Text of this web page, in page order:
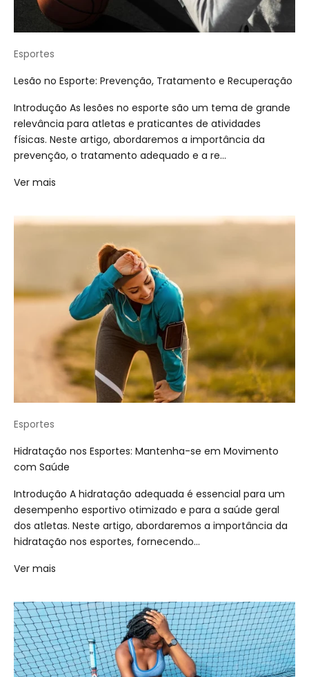
Esportes
Lesão no Esporte: Prevenção, Tratamento e Recuperação
Introdução As lesões no esporte são um tema de grande
relevância para atletas e praticantes de atividades
físicas. Neste artigo, abordaremos a importância da
prevenção, o tratamento adequado e a re...
Ver mais
Esportes
Hidratação nos Esportes: Mantenha-se em Movimento
com Saúde
Introdução A hidratação adequada é essencial para um
desempenho esportivo otimizado e para a saúde geral
dos atletas. Neste artigo, abordaremos a importância da
hidratação nos esportes, fornecendo...
Ver mais